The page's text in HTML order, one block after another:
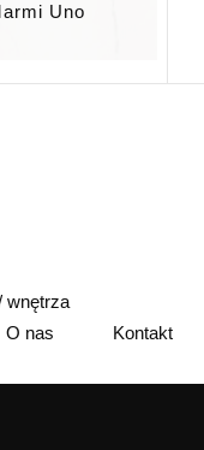
Uno
wnętrza
O nas Kontakt